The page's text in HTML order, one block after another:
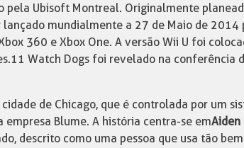
pela Ubisoft Montreal. Originalmente
lançado mundialmente a 27 de Maio de
360 e Xbox One. A versão Wii U foi
Watch Dogs foi revelado na conferência
de Chicago, que é controlada por um
Blume. A história centra-se emAiden
descrito como uma pessoa que usa tão bem